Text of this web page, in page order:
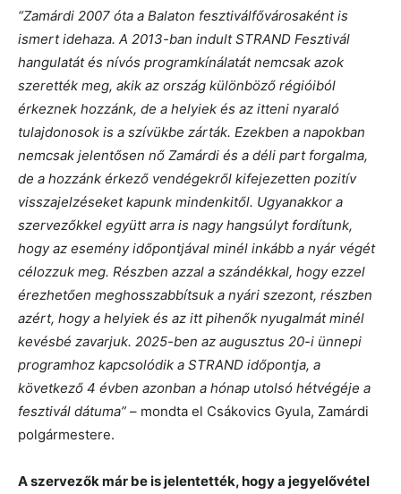
“Zamárdi 2007 óta a Balaton fesztiválfővárosaként is
ismert idehaza. A 2013-ban indult STRAND Fesztivál
hangulatát és nívós programkínálatát nemcsak azok
szerették meg, akik az ország különböző régióiból
érkeznek hozzánk, de a helyiek és az itteni nyaraló
tulajdonosok is a szívükbe zárták. Ezekben a napokban
nemcsak jelentősen nő Zamárdi és a déli part forgalma,
de a hozzánk érkező vendégekről kifejezetten pozitív
visszajelzéseket kapunk mindenkitől. Ugyanakkor a
szervezőkkel együtt arra is nagy hangsúlyt fordítunk,
hogy az esemény időpontjával minél inkább a nyár végét
célozzuk meg. Részben azzal a szándékkal, hogy ezzel
érezhetően meghosszabbítsuk a nyári szezont, részben
azért, hogy a helyiek és az itt pihenők nyugalmát minél
kevésbé zavarjuk. 2025-ben az augusztus 20-i ünnepi
programhoz kapcsolódik a STRAND időpontja, a
következő 4 évben azonban a hónap utolsó hétvégéje a
fesztivál dátuma” – mondta el Csákovics Gyula, Zamárdi
polgármestere.
A szervezők már be is jelentették, hogy a jegyelővétel